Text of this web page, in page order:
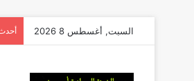
السبت, أغسطس 8 2026